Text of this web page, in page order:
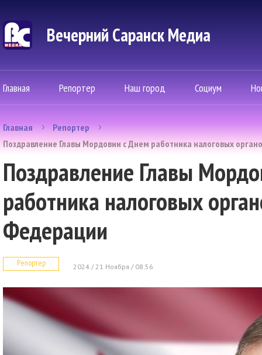
Вечерний Саранск Mедиа
Главная Репортер Наш город Социум
Главная
Репортер
Поздравление Главы Мордовии с Днем работника налоговых
Поздравление Главы
работника налоговых
Федерации
Репортер 2024 / 21 Ноября / 08:56